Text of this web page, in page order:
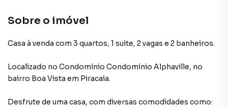
Sobre o imóvel
Casa à venda com 3 quartos, 1 suite, 2 vagas e 2 banheiros.
Localizado no Condomínio Condomínio Alphaville, no
bairro Boa Vista em Piracaia.
Desfrute de uma casa, com diversas comodidades como: